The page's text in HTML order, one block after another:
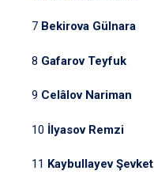
7 Bekirova Gülnara
8 Gafarov Teyfuk
9 Celâlov Nariman
10 İlyasov Remzi
11 Kaybullayev Şevket